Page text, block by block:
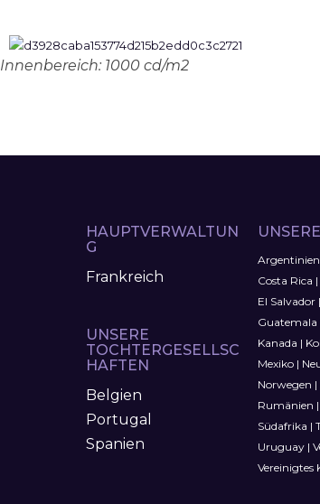
Innenbereich: 1000 cd/m2
HAUPTVERWALTUN
G
Frankreich
UNSERE
TOCHTERGESELLSC
HAFTEN
Belgien
Portugal
Spanien
Argentinien
Costa Rica |
El Salvador|
Guatemala
Kanada |
Mexiko|
Norwegen |
Rumänien |
Südafrika |
Uruguay|
Vereinigtes